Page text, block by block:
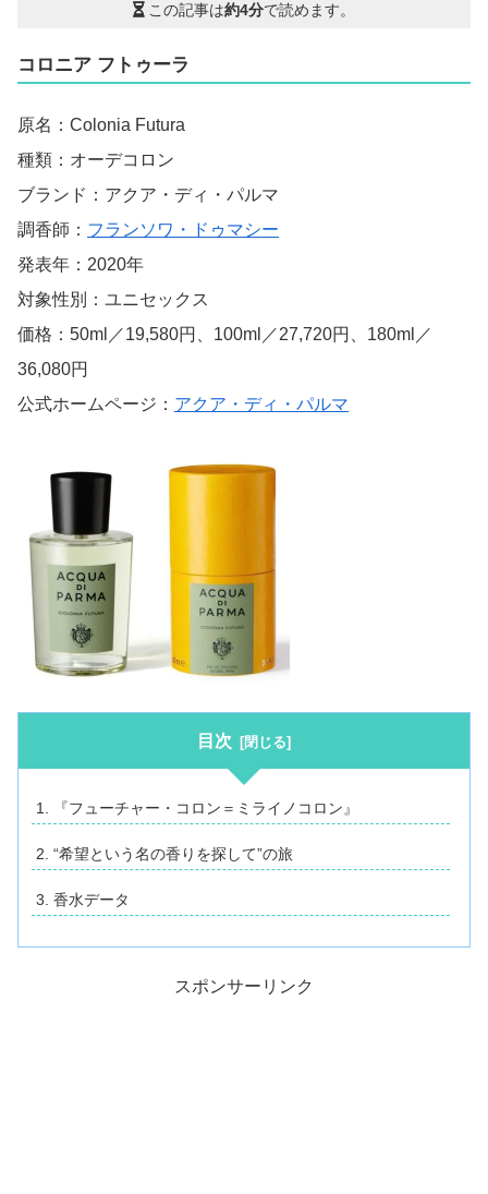
この記事は約4分で読めます。
コロニア フトゥーラ
原名：Colonia Futura
種類：オーデコロン
ブランド：アクア・ディ・パルマ
調香師： フランソワ・ドゥマシー
発表年：2020年
対象性別：ユニセックス
価格：50ml／19,580円、100ml／27,720円、180ml／
36,080円
公式ホームページ： アクア・ディ・パルマ
目次
『フューチャー・コロン＝ミライノコロン』
“希望という名の香りを探して”の旅
香水データ
スポンサーリンク